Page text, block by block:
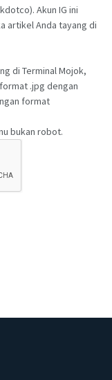
Akun IG ini
artikel Anda tayang di
di Terminal Mojok,
.jpg dengan
format
bukan robot.